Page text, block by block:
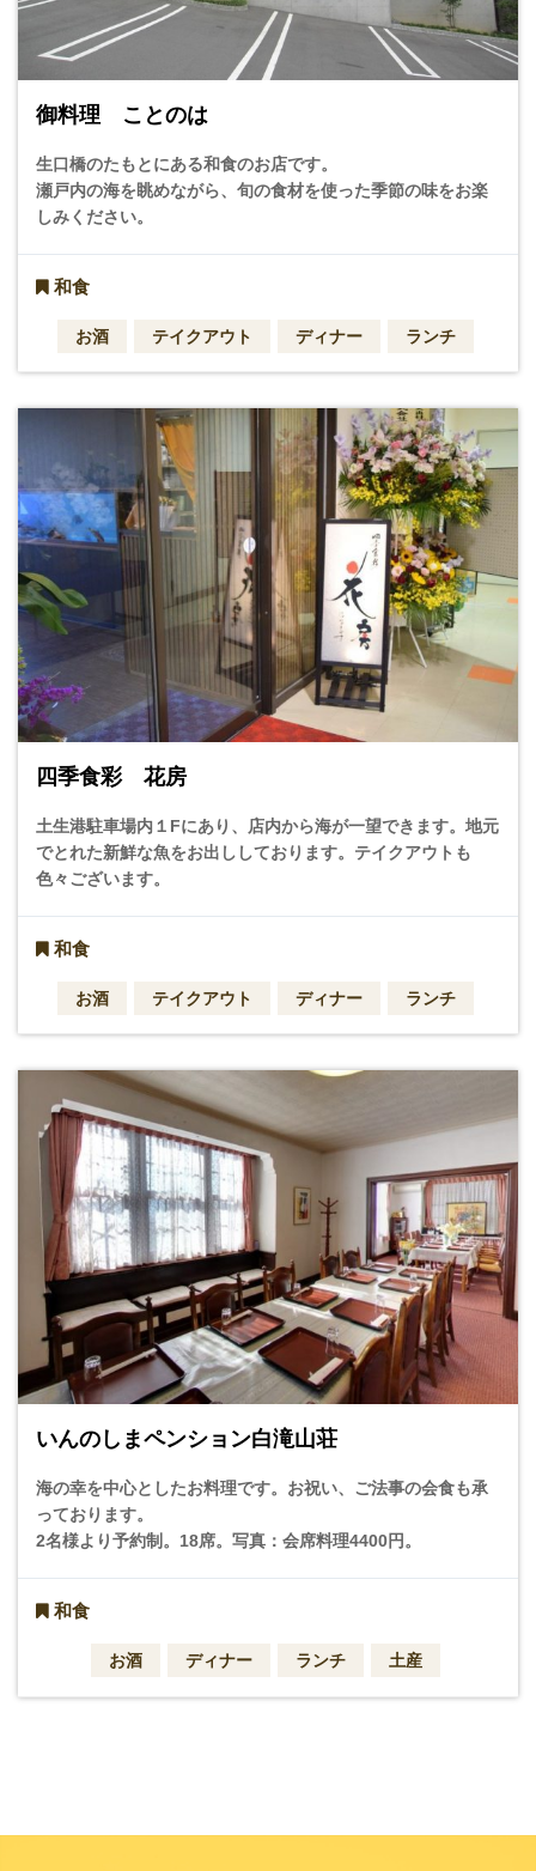
御料理 ことのは
生口橋のたもとにある和食のお店です。
瀬戸内の海を眺めながら、旬の食材を使った季節の味をお楽
しみください。
和食
お酒 テイクアウト ディナー ランチ
四季食彩 花房
土生港駐車場内１Fにあり、店内から海が一望できます。地元
でとれた新鮮な魚をお出ししております。テイクアウトも
色々ございます。
和食
お酒 テイクアウト ディナー ランチ
いんのしまペンション白滝山荘
海の幸を中心としたお料理です。お祝い、ご法事の会食も承
っております。
2名様より予約制。18席。写真：会席料理4400円。
和食
お酒 ディナー ランチ 土産